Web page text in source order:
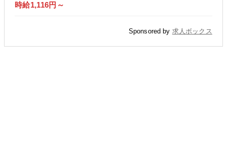
時給1,116円～
Sponsored by 求人ボックス